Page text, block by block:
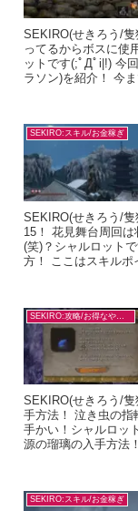
SEKIRO(せきろう/
ってるからボスに使
ットです(;ﾟДﾟi|!) 今
ラソン)を紹介！ 今ま
SEKIRO:スキル/お金稼ぎ
SEKIRO(せきろう/
15！ 花見舞台周回
(笑)？シャルロット
方！ ここはスキルポ
SEKIRO:攻略/お得なやり方
SEKIRO(せきろう/
手方法！ 泣き虫の指
手かい！シャルロッ
源の瑠璃の入手方法
SEKIRO:スキル/お金稼ぎ